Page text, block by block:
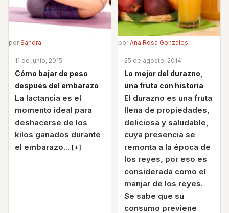
porSandra
11 de junio, 2015
Cómo bajar de peso
después del embarazo
La lactancia es el
momento ideal para
deshacerse de los
kilos ganados durante
el embarazo... [+]
porAna Rosa Gonzales
25 de agosto, 2014
Lo mejor del durazno,
una fruta con historia
El durazno es una fruta
llena de propiedades,
deliciosa y saludable,
cuya presencia se
remonta a la época de
los reyes, por eso es
considerada como el
manjar de los reyes.
Se sabe que su
consumo previene